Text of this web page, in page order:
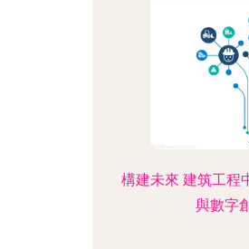
構建未來 建筑工程
與數字